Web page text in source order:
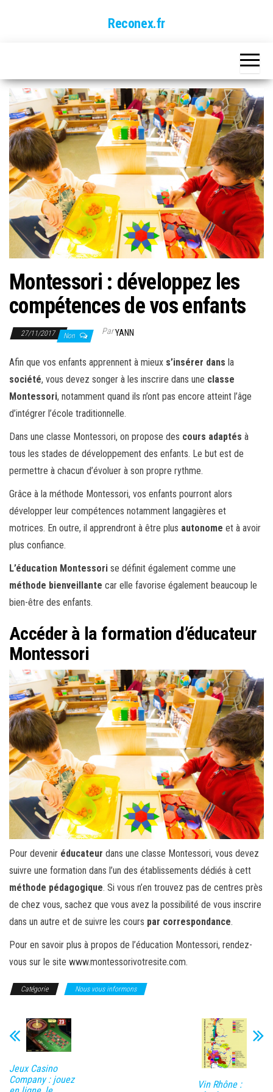
Reconex.fr
Montessori : développez les
compétences de vos enfants
27/11/2017 Non ParYANN
Afin que vos enfants apprennent à mieux s’insérer dans la
société, vous devez songer à les inscrire dans une classe
Montessori, notamment quand ils n’ont pas encore atteint l’âge
d’intégrer l’école traditionnelle.
Dans une classe Montessori, on propose des cours adaptés à
tous les stades de développement des enfants. Le but est de
permettre à chacun d’évoluer à son propre rythme.
Grâce à la méthode Montessori, vos enfants pourront alors
développer leur compétences notamment langagières et
motrices. En outre, il apprendront à être plus autonome et à avoir
plus confiance.
L’éducation Montessori se définit également comme une
méthode bienveillante car elle favorise également beaucoup le
bien-être des enfants.
Accéder à la formation d’éducateur
Montessori
Pour devenir éducateur dans une classe Montessori, vous devez
suivre une formation dans l’un des établissements dédiés à cett
méthode pédagogique. Si vous n’en trouvez pas de centres près
de chez vous, sachez que vous avez la possibilité de vous inscrire
dans un autre et de suivre les cours par correspondance.
Pour en savoir plus à propos de l’éducation Montessori, rendez-
vous sur le site www.montessorivotresite.com.
Catégorie Nous vous informons
Jeux Casino
Company : jouez
Vin Rhône :